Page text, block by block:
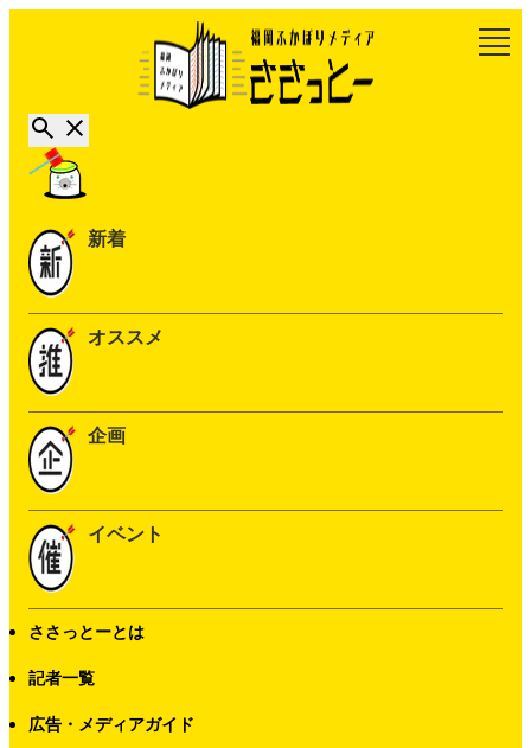
新着
オススメ
企画
イベント
ささっとーとは
記者一覧
広告・メディアガイド